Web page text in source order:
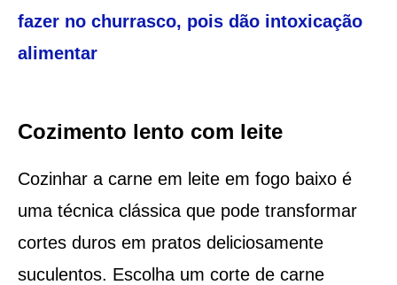
fazer no churrasco, pois dão intoxicação
alimentar
Cozimento lento com leite
Cozinhar a carne em leite em fogo baixo é
uma técnica clássica que pode transformar
cortes duros em pratos deliciosamente
suculentos. Escolha um corte de carne